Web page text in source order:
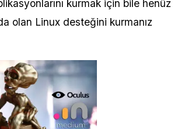
kurmak için bile henüz
olan Linux desteğini kurmanız